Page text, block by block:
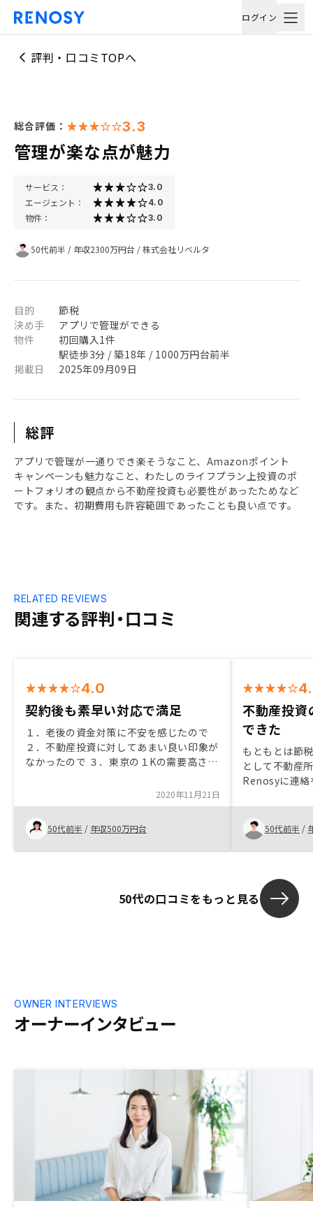
ログイン
評判・口コミTOPへ
総合評価： 3.3
管理が楽な点が魅力
サービス： 3.0
エージェント： 4.0
物件： 3.0
50代前半 / 年収2300万円台 /株式会社リベルタ
目的
節税
決め手
アプリで管理ができる
物件
初回購入1件
駅徒歩3分 / 築18年 / 1000万円台前半
掲載日
2025年09月09日
総評
アプリで管理が一通りでき楽そうなこと、Amazonポイント
キャンペーンも魅力なこと、わたしのライフプラン上投資のポ
ートフォリオの観点から不動産投資も必要性があったためなど
です。また、初期費用も許容範囲であったことも良い点です。
関連する評判・口コミ
RELATED REVIEWS
4.0
契約後も素早い対応で満足
１．老後の資金対策に不安を感じたので
２．不動産投資に対してあまい良い印象が
なかったので ３．東京の１Kの需要高さ
維持できそうだと思った ４．安定した収
入を得られると思った ５．スムーズだっ
た 契約後の質問に対してもすぐ対応いた
だけいるところも満足しています。
2020年11月21日
50代前半 / 年収500万円台
不動産投資
できた
もともとは節
として不動産
Renosyに連絡
の方は、まだ
が、その後担
長の方の説明
けでなく不動
に初期数年の
険の代替そし
てもメリット
50代前半 /
50代の口コミをもっと見る
オーナーインタビュー
OWNER INTERVIEWS